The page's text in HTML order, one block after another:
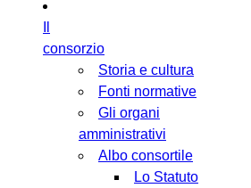
consorzio
Storia e cultura
Fonti normative
Gli organi
amministrativi
Albo consortile
Lo Statuto